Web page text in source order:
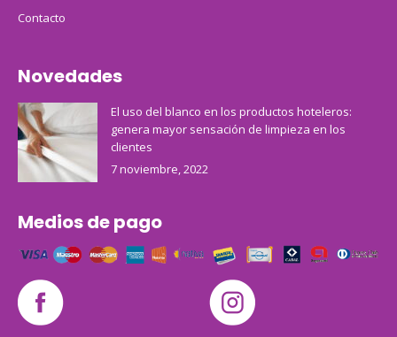
Contacto
Novedades
El uso del blanco en los productos hoteleros:
genera mayor sensación de limpieza en los
clientes
7 noviembre, 2022
Medios de pago